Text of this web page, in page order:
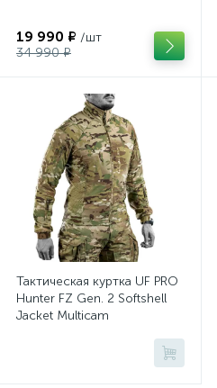
19 990 ₽ /шт
34 990 ₽
Тактическая куртка UF PRO
Hunter FZ Gen. 2 Softshell
Jacket Multicam